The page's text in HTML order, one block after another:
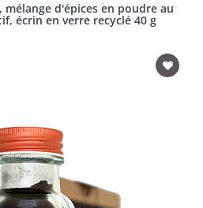
mélange d'épices en poudre au
écrin en verre recyclé 40 g